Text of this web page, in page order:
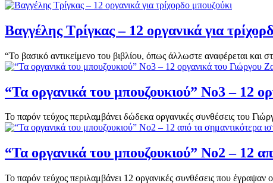
Βαγγέλης Τρίγκας – 12 οργανικά για
“Το βασικό αντικείμενο του βιβλίου, όπως άλλωστε αναφέρεται και
“Τα οργανικά του μπουζουκιού” Νο3 – 12
Το παρόν τεύχος περιλαμβάνει δώδεκα οργανικές συνθέσεις του
“Τα οργανικά του μπουζουκιού” Νo2 – 12
Το παρόν τεύχος περιλαμβάνει 12 οργανικές συνθέσεις που έγραψαν